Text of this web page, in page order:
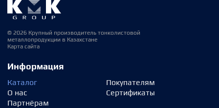
© 2026 Крупный производитель тонколистовой
металлопродукции в Казахстане
Карта сайта
Информация
Каталог
О нас
Партнёрам
Покупателям
Сертификаты